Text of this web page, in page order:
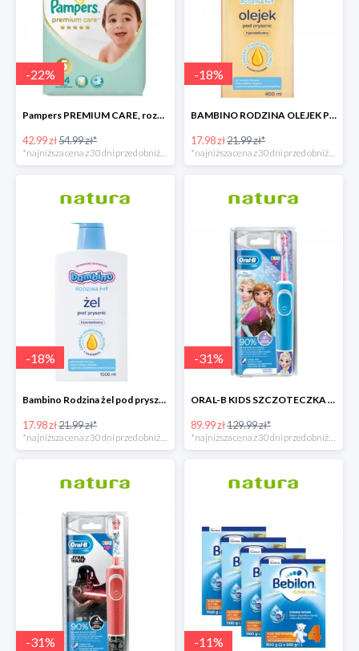
-22%
Pampers PREMIUM CARE, rozmiar 5, 44 pieluszki, 11kg-16kg
42.99 zł54.99 zł*
*najniższa cena z 30 dni przed obniżką
-18%
BAMBINO RODZINA OLEJEK POD PRYSZNIC 400 ML
17.98 zł21.99 zł*
*najniższa cena z 30 dni przed obniżką
-18%
Bambino Rodzina żel pod prysznic 1000 ml
17.98 zł21.99 zł*
-31%
ORAL-B KIDS SZCZOTECZKA ELEKTRYCZNA KRAINA LODU
89.99 zł129.99 zł*
-31% -11%